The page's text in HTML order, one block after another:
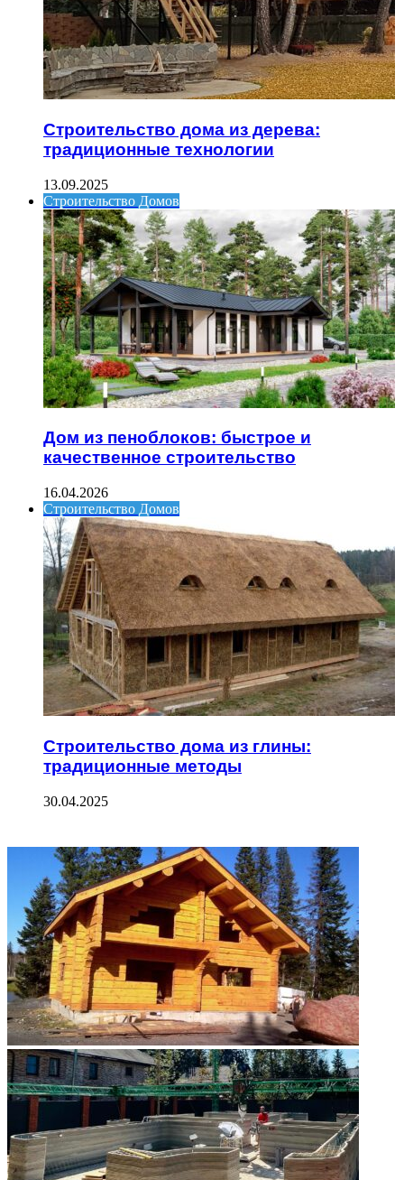
Строительство дома из дерева:
традиционные технологии
13.09.2025
Строительство Домов
Дом из пеноблоков: быстрое и
качественное строительство
16.04.2026
Строительство Домов
Строительство дома из глины:
традиционные методы
30.04.2025